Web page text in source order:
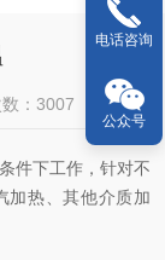
：3007
件下工作，针对不
加热、其他介质加
电话咨询
公众号